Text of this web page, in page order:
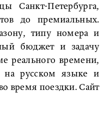
Санкт-Петербурга,
до премиальных.
типу номера и
бюджет и задачу
реального времени,
на русском языке и
время поездки. Сайт